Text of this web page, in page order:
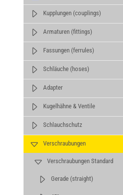
Kupplungen (couplings)
Armaturen (fittings)
Fassungen (ferrules)
Schläuche (hoses)
Adapter
Kugelhähne & Ventile
Schlauchschutz
Verschraubungen
Verschraubungen Standard
Gerade (straight)